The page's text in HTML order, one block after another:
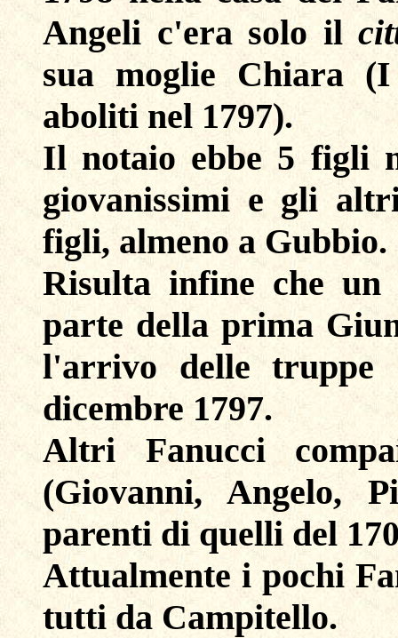
Angeli c'era solo il
sua moglie Chiara
aboliti nel 1797).
Il notaio ebbe 5 figli
giovanissimi e gli
figli, almeno a Gubbio.
Risulta infine che un
parte della prima
l'arrivo delle truppe
dicembre 1797.
Altri Fanucci
(Giovanni, Angelo,
parenti di quelli del
Attualmente i pochi
tutti da Campitello.